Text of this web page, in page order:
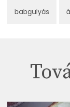
babgulyás